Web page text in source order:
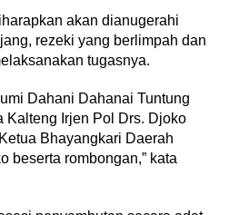
akan dianugerahi
rezeki yang berlimpah dan
tugasnya.
Dahani Dahanai Tuntung
Kalteng Irjen Pol Drs. Djoko
Bhayangkari Daerah
beserta rombongan,” kata